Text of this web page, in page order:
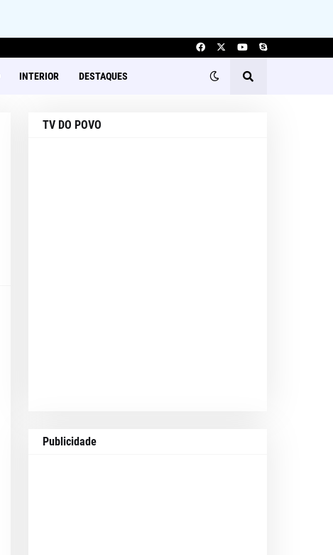
INTERIOR DESTAQUES
TV DO POVO
Publicidade